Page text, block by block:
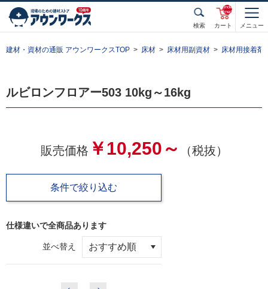
検索 カート
unde
fined
メニュー
建材・資材の通販 アウンワークスTOP 床材 床材用副資材 床材用接着剤
ルビロンフロアー503 10kg～16kg
販売価格 ￥10,250～ （税抜）
条件で絞り込む
仕様違いで全商品あります
並べ替え